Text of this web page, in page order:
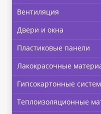
Вентиляция
Двери и окна
Пластиковые панели
Лакокрасочные
Гипсокартонные
Теплоизоляционные